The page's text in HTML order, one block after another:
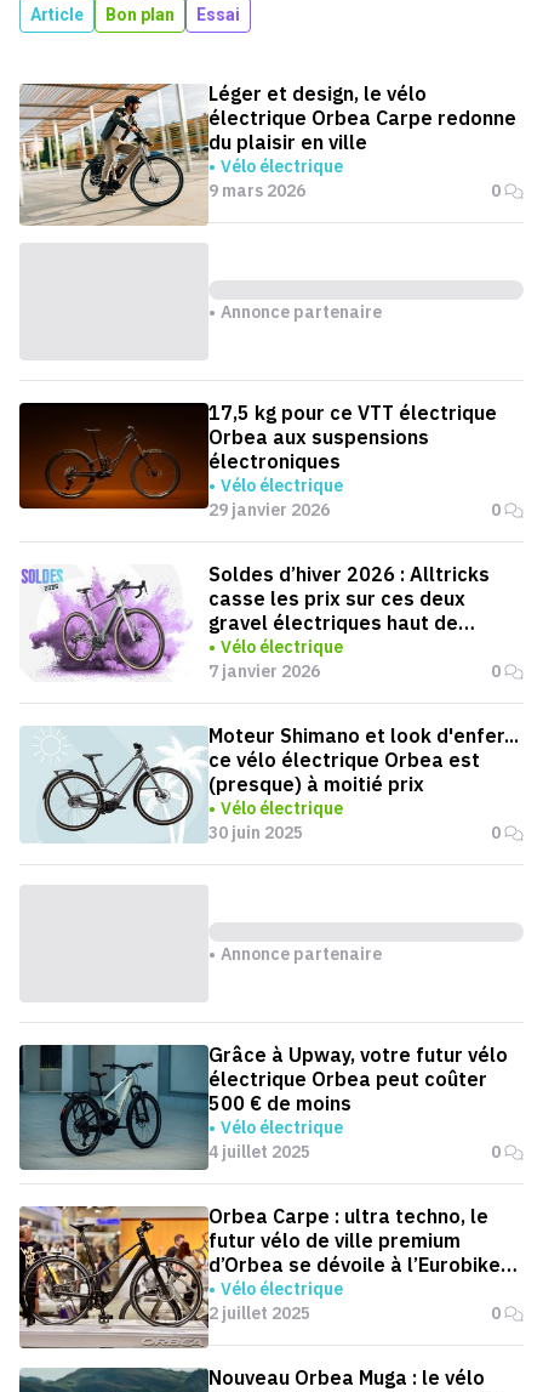
Article Bon plan Essai
Léger et design, le vélo
électrique Orbea Carpe redonne
du plaisir en ville
Vélo électrique
9 mars 2026
0
Annonce partenaire
17,5 kg pour ce VTT électrique
Orbea aux suspensions
électroniques
Vélo électrique
29 janvier 2026
0
Soldes d’hiver 2026 : Alltricks
casse les prix sur ces deux
gravel électriques haut de
gamme
Vélo électrique
7 janvier 2026
0
Moteur Shimano et look d'enfer...
ce vélo électrique Orbea est
(presque) à moitié prix
Vélo électrique
30 juin 2025
0
Annonce partenaire
Grâce à Upway, votre futur vélo
électrique Orbea peut coûter
500 € de moins
Vélo électrique
4 juillet 2025
0
Orbea Carpe : ultra techno, le
futur vélo de ville premium
d’Orbea se dévoile à l’Eurobike
2025
Vélo électrique
2 juillet 2025
0
Nouveau Orbea Muga : le vélo